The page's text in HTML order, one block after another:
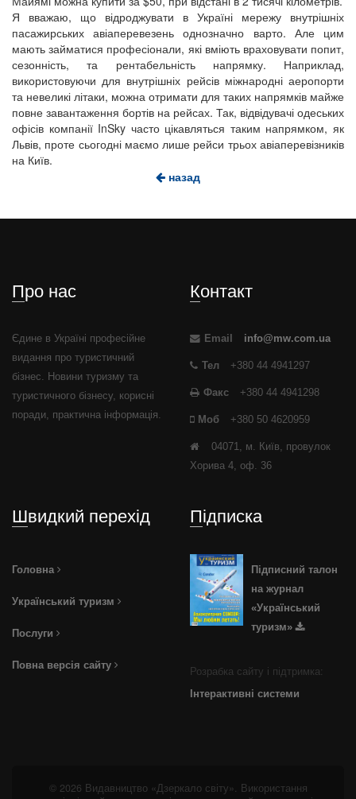
Я вважаю, що відроджувати в Україні мережу внутрішніх
пасажирських авіаперевезень однозначно варто. Але цим
мають займатися професіонали, які вміють враховувати попит,
сезонність, та рентабельність напрямку. Наприклад,
використовуючи для внутрішніх рейсів міжнародні аеропорти
та невеликі літаки, можна отримати для таких напрямків майже
повне завантаження бортів на рейсах. Так, відвідувачі одеських
офісів компанії InSky часто цікавляться таким напрямком, як
Львів, проте сьогодні маємо лише рейси трьох авіаперевізників
на Київ.
назад
Про нас
Єдине в Україні професійне
видання про туристичний
бізнес. Новини туризму та
туристичного бізнесу, корисні
поради, практична інформація.
Контакт
Email info@mw.com.ua
Тел +380 44 4941297
Факс +380 44 4941298
Моб +380 50 4620959
04071, м. Київ, провулок
Хорива 4, оф. 36
Швидкий перехід
Головна
Український туризм
Послуги
Повна версія сайту
Підписка
Підписний талон
на журнал
«Український
туризм»
Розрабка сайту і підтримка:
Інтерактивні системи
© 2026 Видавництво «Дзеркало світу». Використання